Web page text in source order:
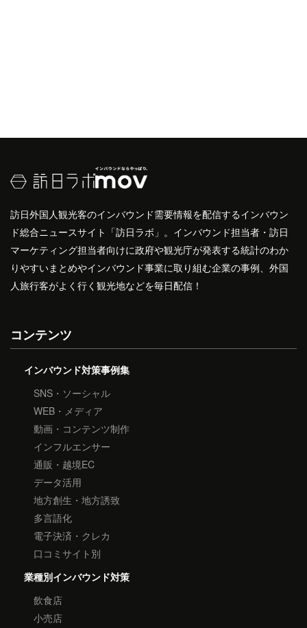
訪日外国人観光客のインバウンド需要情報を配信するインバウン
ド総合ニュースサイト「訪日ラボ」。インバウンド担当者・訪日
マーケティング担当者向けに政府や観光庁が発表する統計のわか
りやすいまとめやインバウンド事業に取り組む企業の事例、外国
人旅行客がよく行く観光地などを毎日配信！
コンテンツ
インバウンド対策事例集
SNS・ソーシャル
WEB・メディア
動画・コンテンツ制作
インフルエンサー
通販・越境EC
データ活用
地方創生・地方誘致
多言語化
電子決済・クレカ
口コミサイト別
業種別インバウンド対策
飲食店
小売店